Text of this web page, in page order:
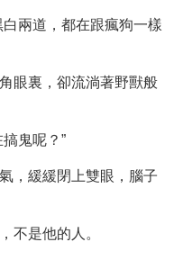
兩道，都在跟瘋狗一樣
眼裏，卻流淌著野獸般
鬼呢？”
，緩緩閉上雙眼，腦子
不是他的人。